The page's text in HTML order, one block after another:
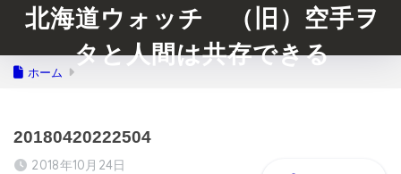
北海道ウォッチ （旧）空手ヲ
タと人間は共存できる
ホーム
20180420222504
2018年10月24日